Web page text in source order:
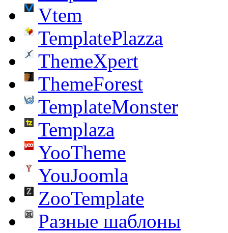
Vtem
TemplatePlazza
ThemeXpert
ThemeForest
TemplateMonster
Templaza
YooTheme
YouJoomla
ZooTemplate
Разные шаблоны